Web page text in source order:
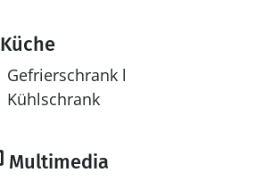
Küche
Gefrierschrank l
Kühlschrank
Multimedia